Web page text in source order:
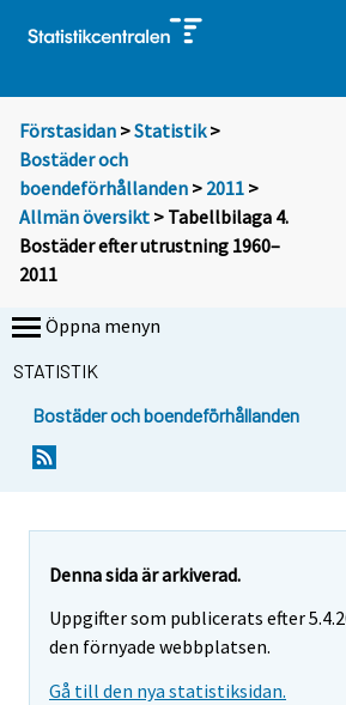
Förstasidan >Statistik >
Bostäder och
boendeförhållanden > 2011 >
Allmän översikt > Tabellbilaga 4.
Bostäder efter utrustning 1960–
2011
Öppna menyn
STATISTIK
Bostäder och boendeförhållanden
Denna sida är arkiverad.
Uppgifter som publicerats efter
den förnyade webbplatsen.
Gå till den nya statistiksidan.